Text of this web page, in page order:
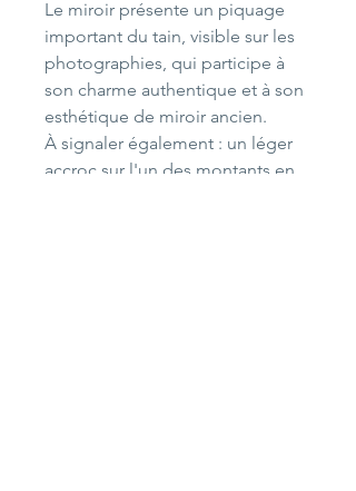
Le miroir présente un piquage
important du tain, visible sur les
photographies, qui participe à
son charme authentique et à son
esthétique de miroir ancien.
À signaler également : un léger
accroc sur l'un des montants en